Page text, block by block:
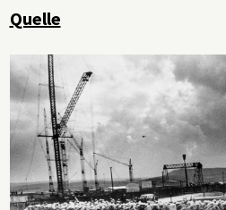
Quelle